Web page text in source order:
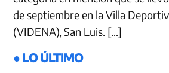
de septiembre en la Villa
(VIDENA), San Luis. […]
● LO ÚLTIMO